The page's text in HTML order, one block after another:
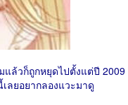
แล้วก็ถูกหยุดไปตั้งแต่ปี 2009
ลยอยากลองแวะมาดู